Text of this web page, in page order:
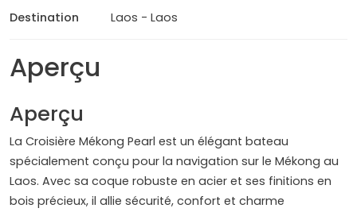
Destination Laos - Laos
Aperçu
Aperçu
La Croisière Mékong Pearl est un élégant bateau
spécialement conçu pour la navigation sur le Mékong au
Laos. Avec sa coque robuste en acier et ses finitions en
bois précieux, il allie sécurité, confort et charme